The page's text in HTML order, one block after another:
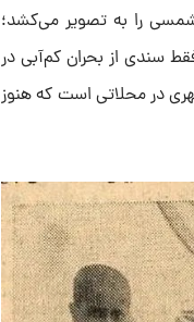
تصویر به‌وضوح نمایی از زندگی روزمره زنان تهرانی در دهه ۴۰ شمسی را به تصویر می‌کشد؛
سندی از بحران کم‌آبی در
در محلاتی است که هنوز